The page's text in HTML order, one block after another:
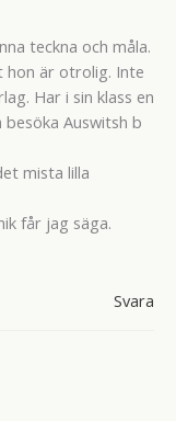
teckna och måla.
hon är otrolig. Inte
Har i sin klass en
Auswitsh b
mista lilla
får jag säga.
Svara